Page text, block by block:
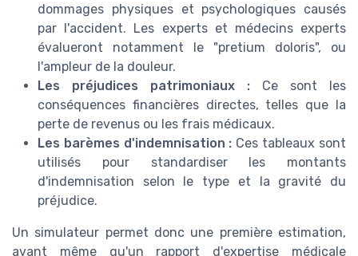
dommages physiques et psychologiques causés
par l'accident. Les experts et médecins experts
évalueront notamment le "pretium doloris", ou
l'ampleur de la douleur.
Les préjudices patrimoniaux : Ce sont les
conséquences financières directes, telles que la
perte de revenus ou les frais médicaux.
Les barèmes d'indemnisation : Ces tableaux sont
utilisés pour standardiser les montants
d'indemnisation selon le type et la gravité du
préjudice.
Un simulateur permet donc une première estimation,
avant même qu'un rapport d'expertise médicale